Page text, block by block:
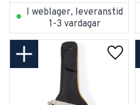
I weblager, leveranstid
1-3 vardagar
Lägg